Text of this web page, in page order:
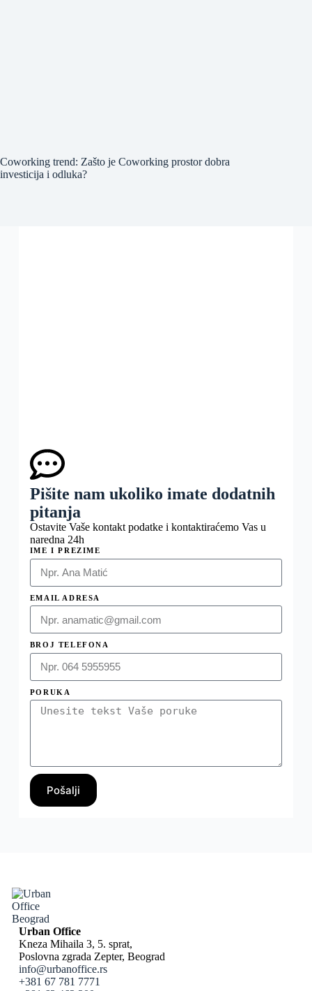
Coworking trend: Zašto je Coworking prostor dobra
investicija i odluka?
Pišite nam ukoliko imate dodatnih
pitanja
Ostavite Vaše kontakt podatke i kontaktiraćemo Vas u
naredna 24h
IME I PREZIME
EMAIL ADRESA
BROJ TELEFONA
PORUKA
Pošalji
Urban Office
Kneza Mihaila 3, 5. sprat,
Poslovna zgrada Zepter, Beograd
info@urbanoffice.rs
+381 67 781 7771